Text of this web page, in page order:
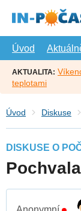
hlavní
Úvod
AKTUALITA:
teplotami
Úvod Diskuse
DISKUSE O
Pochvala